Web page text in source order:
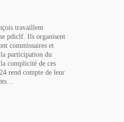
travaillent
pdiclf. Ils organisent
commissaires et
participation du
complicité de ces
rend compte de leur